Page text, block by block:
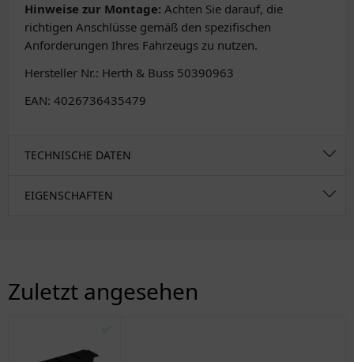
Hinweise zur Montage: Achten Sie darauf, die
richtigen Anschlüsse gemäß den spezifischen
Anforderungen Ihres Fahrzeugs zu nutzen.
Hersteller Nr.: Herth & Buss 50390963
EAN: 4026736435479
TECHNISCHE DATEN
EIGENSCHAFTEN
Zuletzt angesehen
✅